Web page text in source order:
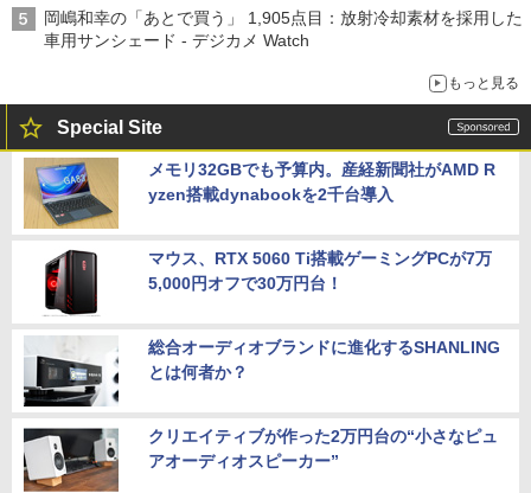
岡嶋和幸の「あとで買う」 1,905点目：放射冷却素材を採用した
車用サンシェード - デジカメ Watch
もっと見る
Special Site
メモリ32GBでも予算内。産経新聞社がAMD R
yzen搭載dynabookを2千台導入
マウス、RTX 5060 Ti搭載ゲーミングPCが7万
5,000円オフで30万円台！
総合オーディオブランドに進化するSHANLING
とは何者か？
クリエイティブが作った2万円台の“小さなピュ
アオーディオスピーカー”